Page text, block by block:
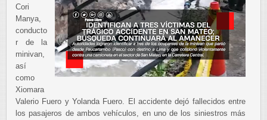
Cori
Manya,
conducto
r de la
minivan,
así
como
Xiomara
Valerio Fuero y Yolanda Fuero. El accidente dejó fallecidos entre
los pasajeros de ambos vehículos, en uno de los siniestros más